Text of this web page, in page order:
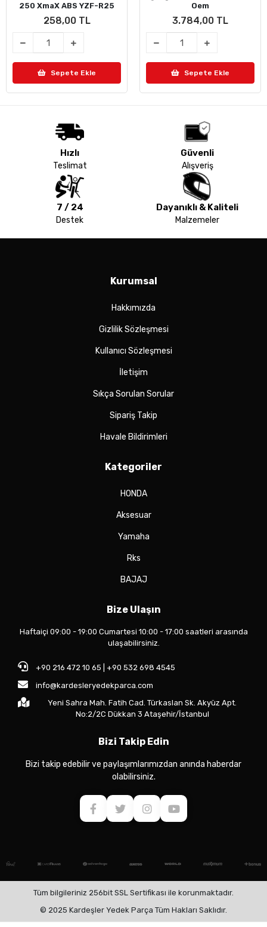
250 XmaX ABS YZF-R25
SAFE Brake
258,00 TL
Sepete Ekle
Oem
3.784,00 TL
Sepete Ekle
Hızlı
Teslimat
Güvenli
Alışveriş
7 / 24
Destek
Dayanıklı & Kaliteli
Malzemeler
Kurumsal
Hakkımızda
Gizlilik Sözleşmesi
Kullanıcı Sözleşmesi
İletişim
Sıkça Sorulan Sorular
Sipariş Takip
Havale Bildirimleri
Kategoriler
HONDA
Aksesuar
Yamaha
Rks
BAJAJ
Bize Ulaşın
Haftaiçi 09:00 - 19:00 Cumartesi 10:00 - 17:00 saatleri arasında
ulaşabilirsiniz.
+90 216 472 10 65 | +90 532 698 4545
info@kardesleryedekparca.com
Yeni Sahra Mah. Fatih Cad. Türkaslan Sk. Akyüz Apt.
No:2/2C Dükkan 3 Ataşehir/İstanbul
Bizi Takip Edin
Bizi takip edebilir ve paylaşımlarımızdan anında haberdar
olabilirsiniz.
Tüm bilgileriniz 256bit SSL Sertifikası ile korunmaktadır.
© 2025 Kardeşler Yedek Parça Tüm Hakları Saklıdır.